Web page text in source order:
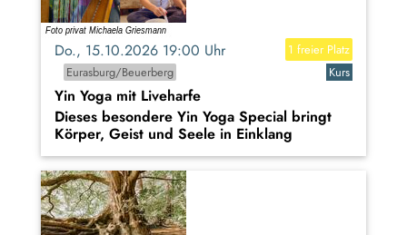
Do., 15.10.2026 19:00 Uhr
1 freier Platz
Eurasburg/Beuerberg
Kurs
Yin Yoga mit Liveharfe
Dieses besondere Yin Yoga Special bringt
Körper, Geist und Seele in Einklang